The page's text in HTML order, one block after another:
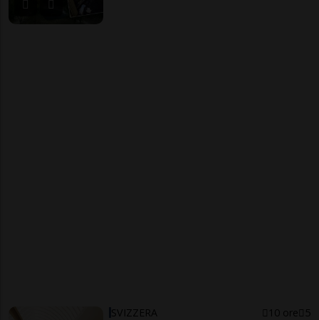
SVIZZERA 10 ore 5